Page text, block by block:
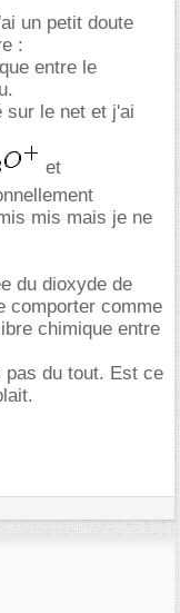
un petit doute
:
entre le
sur le net et j'ai
et
mis mais je ne
du dioxyde de
comporter comme
chimique entre
pas du tout. Est ce